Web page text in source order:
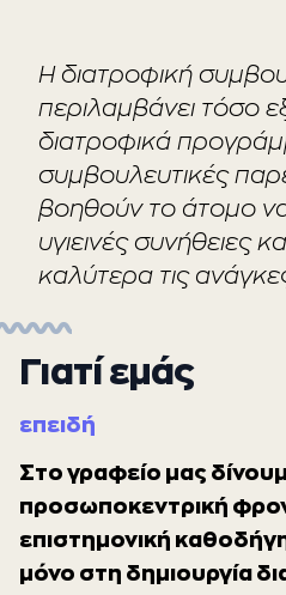
Η διατροφική
περιλαμβάνει τόσο
διατροφικά
συμβουλευτικές
βοηθούν το άτομο
υγιεινές συνήθειες
καλύτερα τις
Γιατί εμάς
επειδή
Στο γραφείο μας
προσωποκεντρική
επιστημονική
μόνο στη δημιουργία